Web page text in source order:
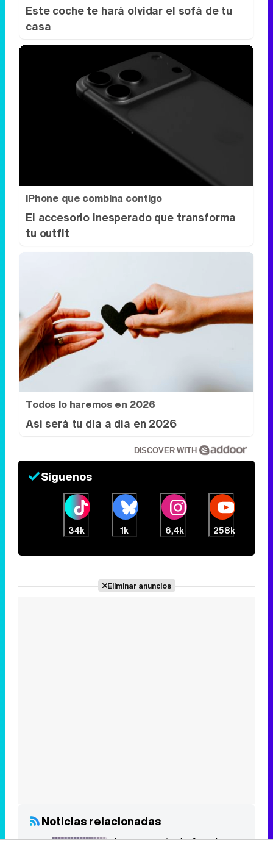
iPhone que combina contigo
El accesorio inesperado que transforma
Todos lo haremos en 2026
Así será tu día a día en 2026
Síguenos
6,4k 258k
Eliminar anuncios
Cadena SER después de
más de 20 años